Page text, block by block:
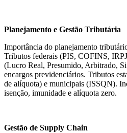
Planejamento e Gestão Tributária
Importância do planejamento
Tributos federais (PIS, COFINS,
(Lucro Real, Presumido, Arbitrado,
encargos previdenciários. Tributos
de alíquota) e municipais (ISSQN).
isenção, imunidade e alíquota zero.
Gestão de Supply Chain